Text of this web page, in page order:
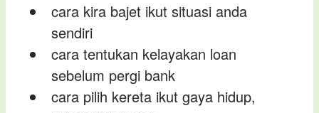
cara kira bajet ikut situasi anda
sendiri
cara tentukan kelayakan loan
sebelum pergi bank
cara pilih kereta ikut gaya hidup,